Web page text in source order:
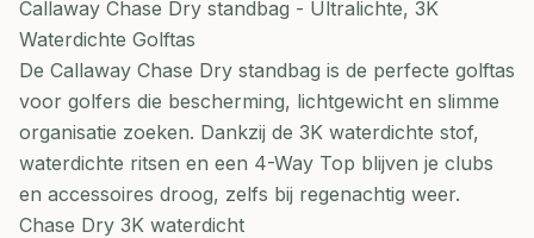
Callaway Chase Dry standbag - Ultralichte, 3K
Waterdichte Golftas
De Callaway Chase Dry standbag is de perfecte golftas
voor golfers die bescherming, lichtgewicht en slimme
organisatie zoeken. Dankzij de 3K waterdichte stof,
waterdichte ritsen en een 4-Way Top blijven je clubs
en accessoires droog, zelfs bij regenachtig weer.
Chase Dry 3K waterdicht